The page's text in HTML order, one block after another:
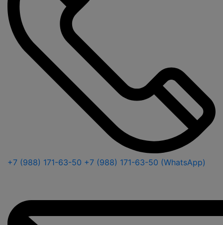
+7 (988) 171-63-50 +7 (988) 171-63-50 (WhatsApp)